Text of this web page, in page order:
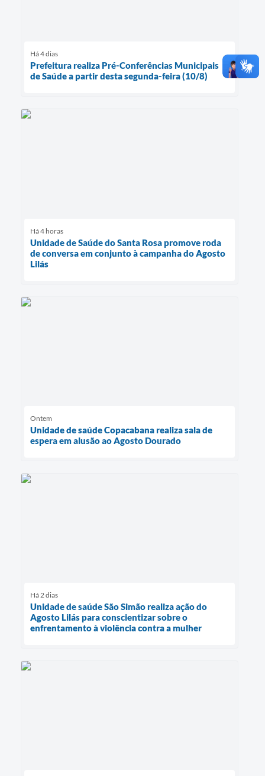
Há 4 dias
Prefeitura realiza Pré-Conferências Municipais
de Saúde a partir desta segunda-feira (10/8)
Há 4 horas
Unidade de Saúde do Santa Rosa promove roda
de conversa em conjunto à campanha do Agosto
Lilás
Ontem
Unidade de saúde Copacabana realiza sala de
espera em alusão ao Agosto Dourado
Há 2 dias
Unidade de saúde São Simão realiza ação do
Agosto Lilás para conscientizar sobre o
enfrentamento à violência contra a mulher